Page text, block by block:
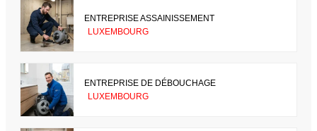
ENTREPRISE ASSAINISSEMENT
LUXEMBOURG
ENTREPRISE DE DÉBOUCHAGE
LUXEMBOURG